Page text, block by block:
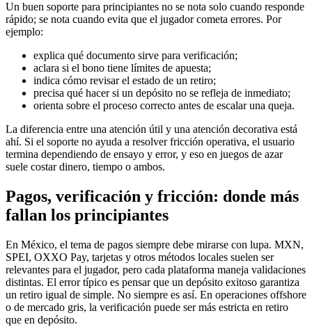
Un buen soporte para principiantes no se nota solo cuando responde
rápido; se nota cuando evita que el jugador cometa errores. Por
ejemplo:
explica qué documento sirve para verificación;
aclara si el bono tiene límites de apuesta;
indica cómo revisar el estado de un retiro;
precisa qué hacer si un depósito no se refleja de inmediato;
orienta sobre el proceso correcto antes de escalar una queja.
La diferencia entre una atención útil y una atención decorativa está
ahí. Si el soporte no ayuda a resolver fricción operativa, el usuario
termina dependiendo de ensayo y error, y eso en juegos de azar
suele costar dinero, tiempo o ambos.
Pagos, verificación y fricción: donde más
fallan los principiantes
En México, el tema de pagos siempre debe mirarse con lupa. MXN,
SPEI, OXXO Pay, tarjetas y otros métodos locales suelen ser
relevantes para el jugador, pero cada plataforma maneja validaciones
distintas. El error típico es pensar que un depósito exitoso garantiza
un retiro igual de simple. No siempre es así. En operaciones offshore
o de mercado gris, la verificación puede ser más estricta en retiro
que en depósito.